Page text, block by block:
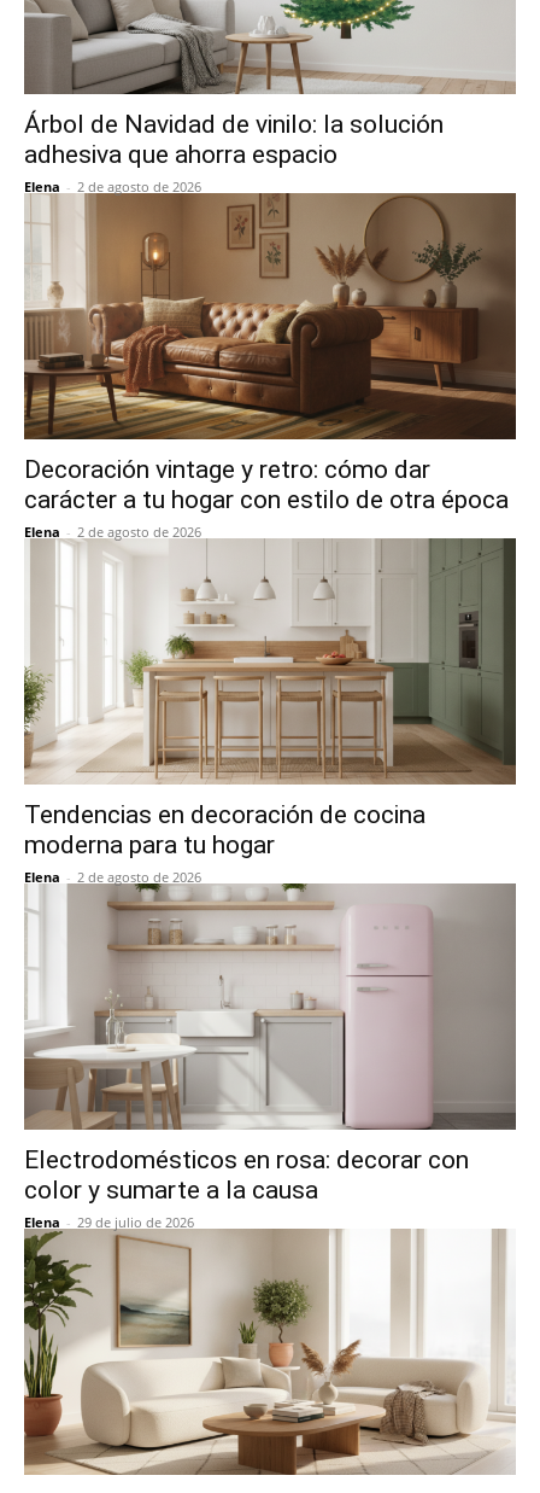
Árbol de Navidad de vinilo: la solución
adhesiva que ahorra espacio
Elena - 2 de agosto de 2026
Decoración vintage y retro: cómo dar
carácter a tu hogar con estilo de otra época
Elena - 2 de agosto de 2026
Tendencias en decoración de cocina
moderna para tu hogar
Elena - 2 de agosto de 2026
Electrodomésticos en rosa: decorar con
color y sumarte a la causa
Elena - 29 de julio de 2026